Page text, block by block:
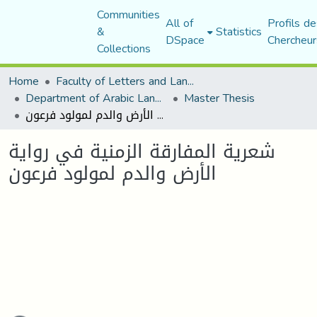
Communities
&
Collections
All of
DSpace Statistics Profils
Home
Faculty of Letters and Languages
Department of Arabic Language and Literature Master Thesis
شعرية المفارقة الزمنية في رواية الأرض والدم لمولود فرعون
شعرية المفارقة الزمنية في رواية
الأرض والدم لمولود فرعون